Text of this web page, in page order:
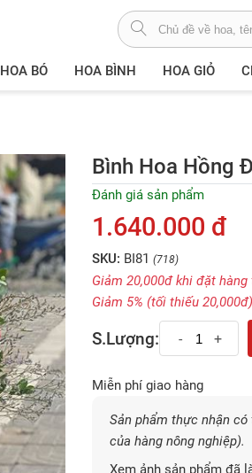
HOA BÓ HOA BÌNH HOA GIỎ
Bình Hoa Hồng
Đánh giá sản phẩm
1.640.000 đ
SKU: BI81 (718)
Giảm 20,000đ khi đặt hàng
Giảm 5% (tối thiếu
S.Lượng: - +
Miễn phí giao hàng
Sản phẩm thực nhận
của hàng nông nghiệp).
Xem ảnh sản phẩm đã